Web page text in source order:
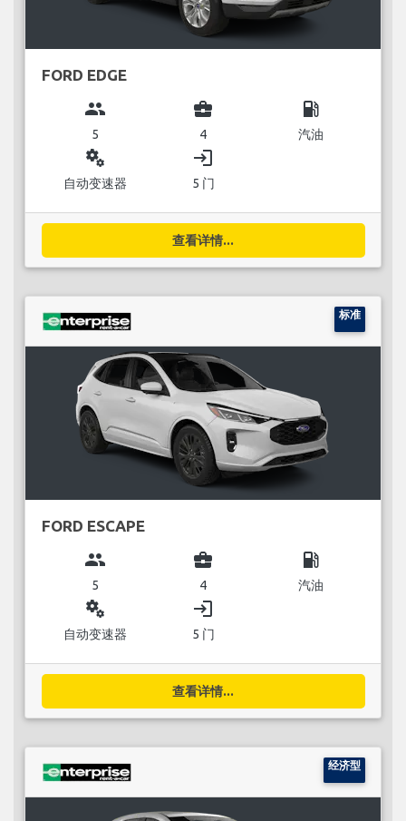
FORD EDGE
group
5
business_center
4
local_gas_station
汽油
miscellaneous_services
自动变速器
login
5 门
查看详情...
标准
FORD ESCAPE
group
5
business_center
4
local_gas_station
汽油
miscellaneous_services
自动变速器
login
5 门
查看详情...
经济型